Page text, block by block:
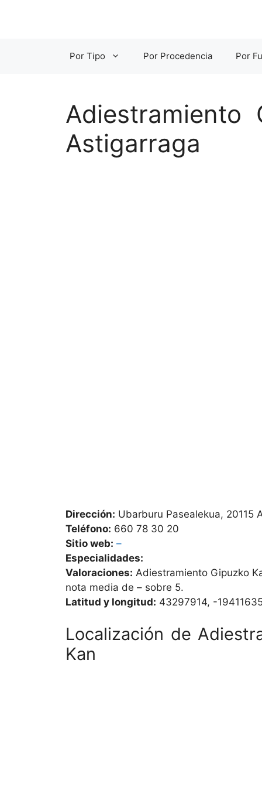
Por Tipo Por Procedencia Por
Adiestramiento
Astigarraga
Dirección: Ubarburu Pasealekua, 20115
Teléfono: 660 78 30 20
Sitio web: –
Especialidades:
Valoraciones: Adiestramiento Gipuzko
nota media de – sobre 5.
Latitud y longitud: 43297914, -
Localización de
Kan